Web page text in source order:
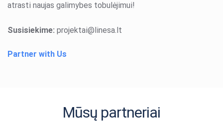
atrasti naujas galimybes tobulėjimui!
Susisiekime: projektai@linesa.lt
Partner with Us
Mūsų partneriai